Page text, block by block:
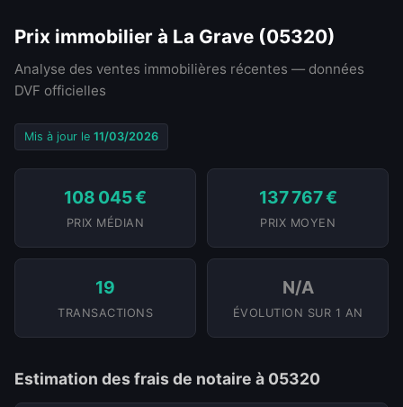
Prix immobilier à La Grave (05320)
Analyse des ventes immobilières récentes — données
DVF officielles
Mis à jour le 11/03/2026
108 045 €
PRIX MÉDIAN
137 767 €
PRIX MOYEN
19
TRANSACTIONS
N/A
ÉVOLUTION SUR 1 AN
Estimation des frais de notaire à 05320